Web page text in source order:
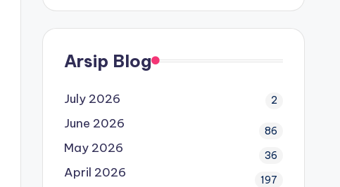
Arsip Blog
July 2026 2
June 2026 86
May 2026 36
April 2026 197